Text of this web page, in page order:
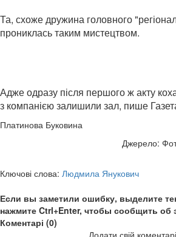
Та, схоже дружина головного
прониклась таким мистецтвом.
Адже одразу після першого ж акту
з компанією залишили зал, пише
Платинова Буковина
Джерело:
Ключові слова: Людмила Янукович
Если вы заметили ошибку, выделите
нажмите Ctrl+Enter, чтобы сообщить об
Коментарі (0)
Додати свій